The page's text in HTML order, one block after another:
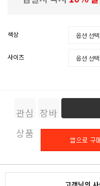
색상
사이즈
관심
상품
장바
구니